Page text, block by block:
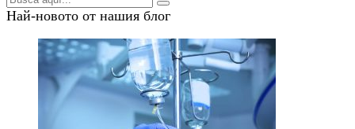
Най-новото от нашия блог